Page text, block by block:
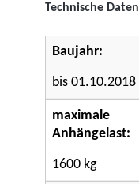
Technische Daten
Baujahr:
bis 01.10.2018
maximale
Anhängelast:
1600 kg